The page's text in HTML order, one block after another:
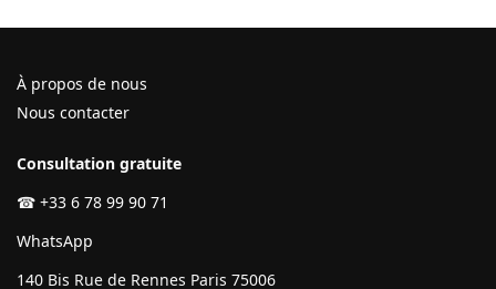
À propos de nous
Nous contacter
Consultation gratuite
☎ +33 6 78 99 90 71
WhatsApp
140 Bis Rue de Rennes Paris 75006